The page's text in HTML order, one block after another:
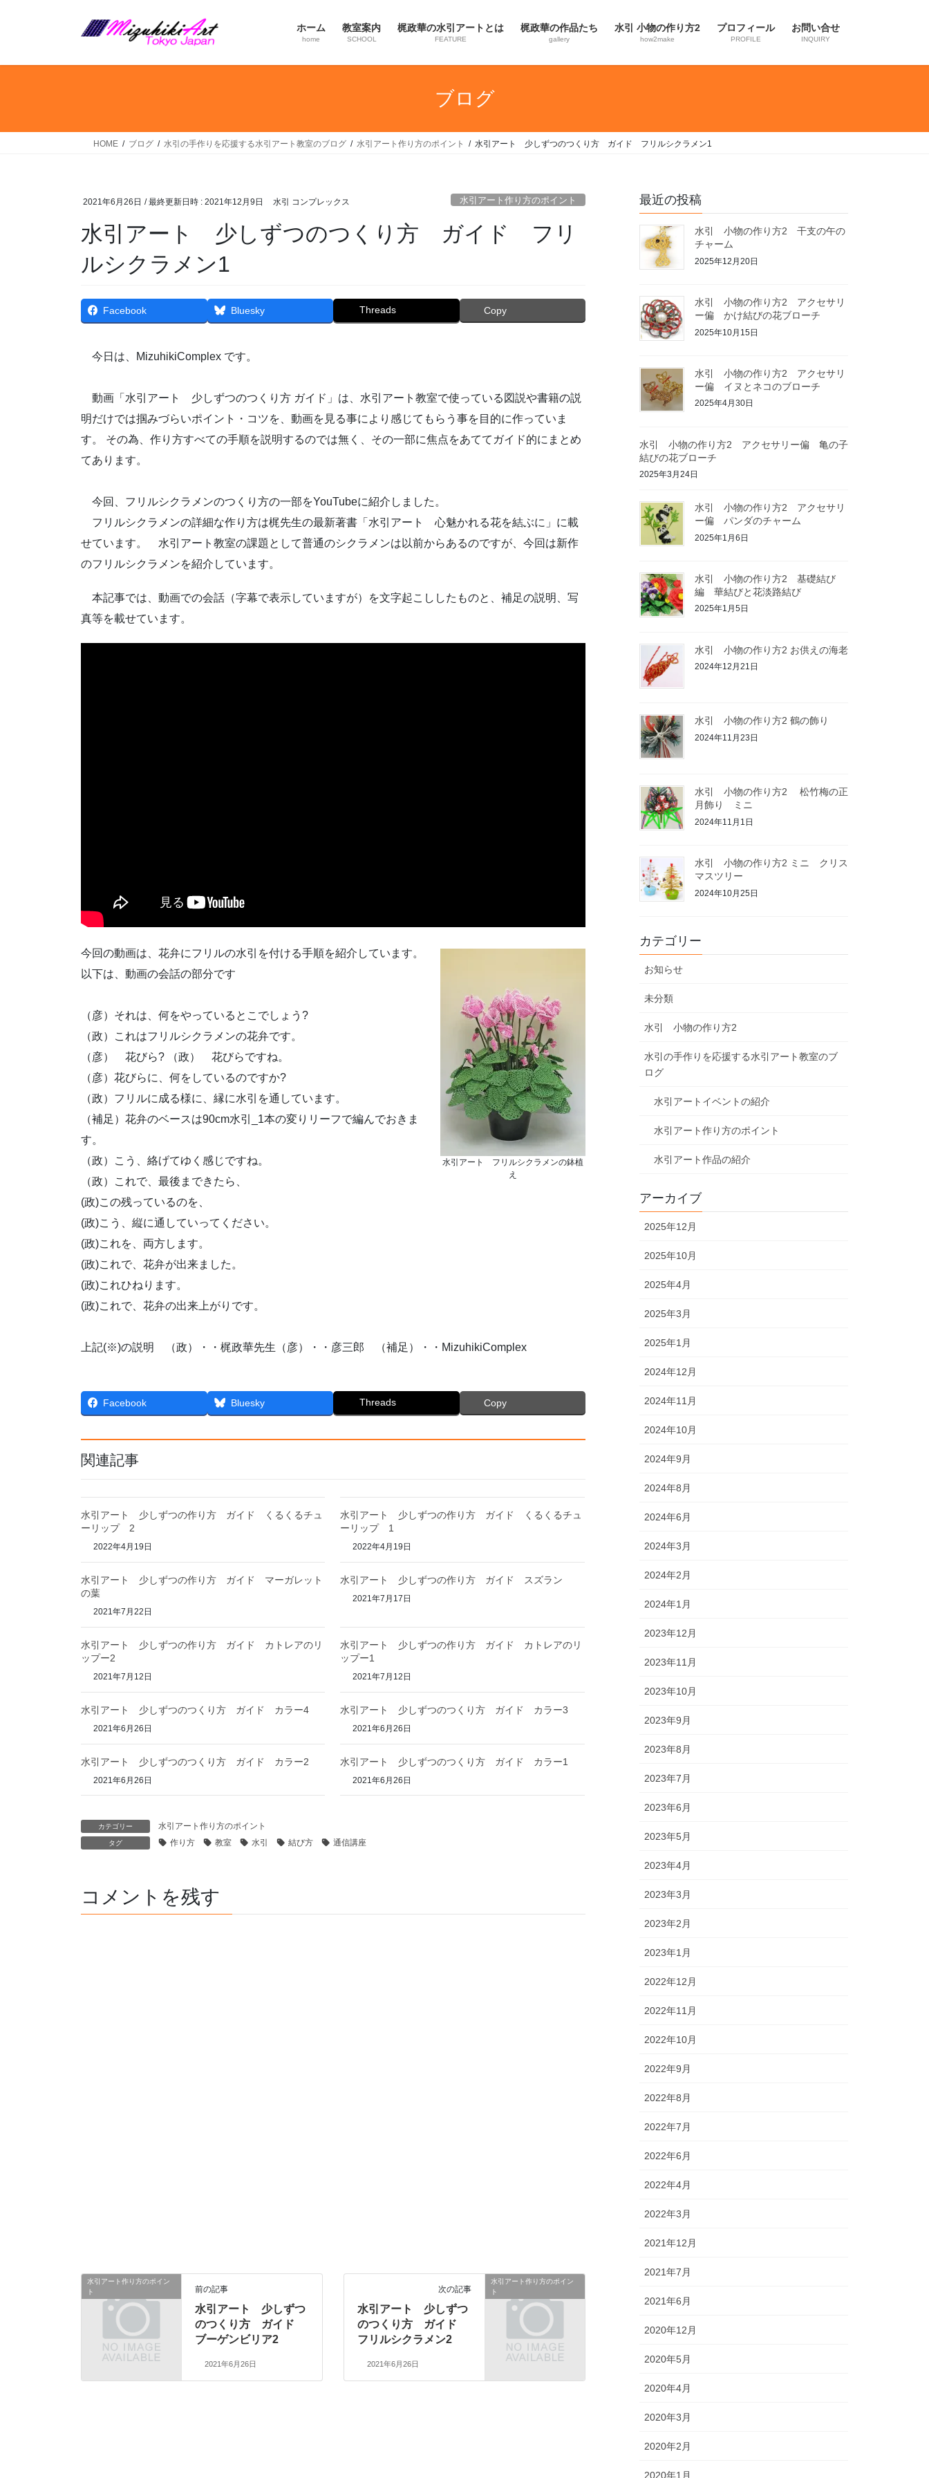
ホーム
home
教室案内
SCHOOL
梶政華の水引アートとは
FEATURE
梶政華の作品たち
gallery
水引 小物の作り方2
how2make
プロフィール
PROFILE
お問い合せ
INQUIRY
ブログ
HOME ブログ 水引の手作りを応援する水引アート教室のブログ 水引アート作り方のポイント 水引アート 少しずつのつくり方 ガイド フリルシクラメン1
2021年6月26日 / 最終更新日時 : 2021年12月9日 水引 コンプレックス 水引アート作り方のポイント
水引アート 少しずつのつくり方 ガイド フリ
ルシクラメン1
Facebook Bluesky Threads Copy
今日は、MizuhikiComplex です。
動画「水引アート 少しずつのつくり方 ガイド」は、水引アート教室で使っている図説や書籍の説
明だけでは掴みづらいポイント・コツを、動画を見る事により感じてもらう事を目的に作っていま
す。 その為、作り方すべての手順を説明するのでは無く、その一部に焦点をあててガイド的にまとめ
てあります。
今回、フリルシクラメンのつくり方の一部をYouTubeに紹介しました。
フリルシクラメンの詳細な作り方は梶先生の最新著書「水引アート 心魅かれる花を結ぶに」に載
せています。 水引アート教室の課題として普通のシクラメンは以前からあるのですが、今回は新作
のフリルシクラメンを紹介しています。
本記事では、動画での会話（字幕で表示していますが）を文字起こししたものと、補足の説明、写
真等を載せています。
水引アート フリルシクラメンの鉢植
え
今回の動画は、花弁にフリルの水引を付ける手順を紹介しています。
以下は、動画の会話の部分です
（彦）それは、何をやっているとこでしょう?
（政）これはフリルシクラメンの花弁です。
（彦） 花びら? （政） 花びらですね。
（彦）花びらに、何をしているのですか?
（政）フリルに成る様に、縁に水引を通しています。
（補足）花弁のベースは90cm水引_1本の変りリーフで編んでおきま
す。
（政）こう、絡げてゆく感じですね。
（政）これで、最後まできたら、
(政)この残っているのを、
(政)こう、縦に通していってください。
(政)これを、両方します。
(政)これで、花弁が出来ました。
(政)これひねります。
(政)これで、花弁の出来上がりです。
上記(※)の説明 （政）・・梶政華先生（彦）・・彦三郎 （補足）・・MizuhikiComplex
Facebook Bluesky Threads Copy
関連記事
水引アート 少しずつの作り方 ガイド くるくるチュ
ーリップ 2
2022年4月19日
水引アート 少しずつの作り方 ガイド くるくるチュ
ーリップ 1
2022年4月19日
水引アート 少しずつの作り方 ガイド マーガレット
の葉
2021年7月22日
水引アート 少しずつの作り方 ガイド スズラン
2021年7月17日
水引アート 少しずつの作り方 ガイド カトレアのリ
ップー2
2021年7月12日
水引アート 少しずつの作り方 ガイド カトレアのリ
ップー1
2021年7月12日
水引アート 少しずつのつくり方 ガイド カラー4
2021年6月26日
水引アート 少しずつのつくり方 ガイド カラー3
2021年6月26日
水引アート 少しずつのつくり方 ガイド カラー2
2021年6月26日
水引アート 少しずつのつくり方 ガイド カラー1
2021年6月26日
カテゴリー 水引アート作り方のポイント
タグ 作り方 教室 水引 結び方 通信講座
コメントを残す
水引アート作り方のポイン
ト
前の記事
水引アート 少しずつ
のつくり方 ガイド
ブーゲンビリア2
2021年6月26日
水引アート作り方のポイン
ト
次の記事
水引アート 少しずつ
のつくり方 ガイド
フリルシクラメン2
2021年6月26日
最近の投稿
水引 小物の作り方2 干支の午の
チャーム
2025年12月20日
水引 小物の作り方2 アクセサリ
ー偏 かけ結びの花ブローチ
2025年10月15日
水引 小物の作り方2 アクセサリ
ー偏 イヌとネコのブローチ
2025年4月30日
水引 小物の作り方2 アクセサリー偏 亀の子
結びの花ブローチ
2025年3月24日
水引 小物の作り方2 アクセサリ
ー偏 パンダのチャーム
2025年1月6日
水引 小物の作り方2 基礎結び
編 華結びと花淡路結び
2025年1月5日
水引 小物の作り方2 お供えの海老
2024年12月21日
水引 小物の作り方2 鶴の飾り
2024年11月23日
水引 小物の作り方2 松竹梅の正
月飾り ミニ
2024年11月1日
水引 小物の作り方2 ミニ クリス
マスツリー
2024年10月25日
カテゴリー
お知らせ
未分類
水引 小物の作り方2
水引の手作りを応援する水引アート教室のブ
ログ
水引アートイベントの紹介
水引アート作り方のポイント
水引アート作品の紹介
アーカイブ
2025年12月
2025年10月
2025年4月
2025年3月
2025年1月
2024年12月
2024年11月
2024年10月
2024年9月
2024年8月
2024年6月
2024年3月
2024年2月
2024年1月
2023年12月
2023年11月
2023年10月
2023年9月
2023年8月
2023年7月
2023年6月
2023年5月
2023年4月
2023年3月
2023年2月
2023年1月
2022年12月
2022年11月
2022年10月
2022年9月
2022年8月
2022年7月
2022年6月
2022年4月
2022年3月
2021年12月
2021年7月
2021年6月
2020年12月
2020年5月
2020年4月
2020年3月
2020年2月
2020年1月